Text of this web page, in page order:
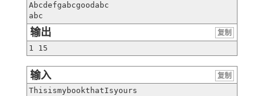
Abcdefgabcgoodabc
abc
输出
复制
1 15
输入
复制
ThisismybookthatIsyours